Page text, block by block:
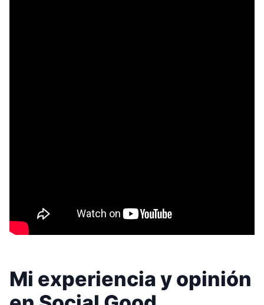
Mi experiencia y opinión